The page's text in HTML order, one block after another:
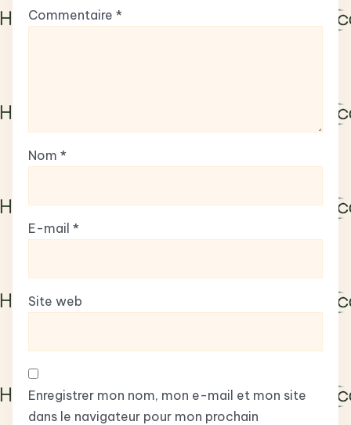
Commentaire *
Nom *
E-mail *
Site web
Enregistrer mon nom, mon e-mail et mon site
dans le navigateur pour mon prochain